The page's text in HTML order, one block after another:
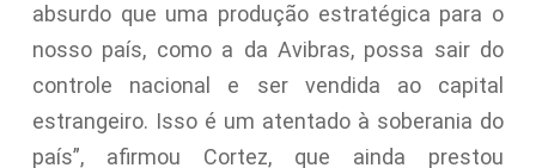
absurdo que uma produção estratégica para o
nosso país, como a da Avibras, possa sair do
controle nacional e ser vendida ao capital
estrangeiro. Isso é um atentado à soberania do
país”, afirmou Cortez, que ainda prestou